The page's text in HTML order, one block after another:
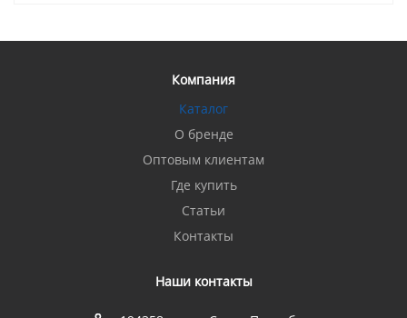
Компания
Каталог
О бренде
Оптовым клиентам
Где купить
Статьи
Контакты
Наши контакты